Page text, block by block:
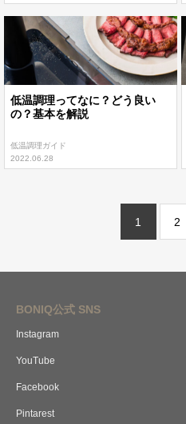
低温調理ってなに？どう良い
の？基本を解説
低温調理ガイド
2022.06.28
1 2
BONIQ公式 SNS
Instagram
YouTube
Facebook
Pintarest